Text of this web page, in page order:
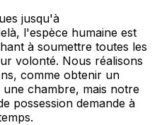
jusqu'à
l'espèce humaine est
à soumettre toutes les
volonté. Nous réalisons
comme obtenir un
chambre, mais notre
possession demande à